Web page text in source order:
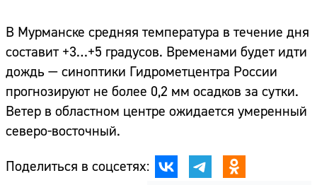
В Мурманске средняя температура в течение дня
составит +3…+5 градусов. Временами будет идти
дождь — синоптики Гидрометцентра России
прогнозируют не более 0,2 мм осадков за сутки.
Ветер в областном центре ожидается умеренный
северо-восточный.
Поделиться в соцсетях: